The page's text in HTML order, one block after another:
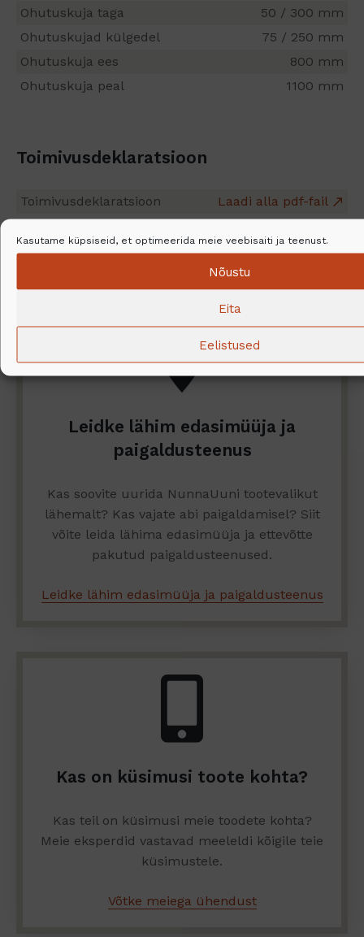
Kasutame küpsiseid, et optimeerida meie veebisaiti ja teenust.
Nõustu
Eita
Eelistused
Ohutuskuja taga
50 / 300 mm
Ohutuskujad külgedel
75 / 250 mm
Ohutuskuja ees
800 mm
Ohutuskuja peal
1100 mm
Toimivusdeklaratsioon
Toimivusdeklaratsioon Laadi alla pdf-fail
Leidke lähim edasimüüja ja
paigaldusteenus
Kas soovite uurida NunnaUuni tootevalikut
lähemalt? Kas vajate abi paigaldamisel? Siit
võite leida lähima edasimüüja ja ettevõtte
pakutud paigaldusteenused.
Leidke lähim edasimüüja ja paigaldusteenus
Kas on küsimusi toote kohta?
Kas teil on küsimusi meie toodete kohta?
Meie eksperdid vastavad meeleldi kõigile teie
küsimustele.
Võtke meiega ühendust